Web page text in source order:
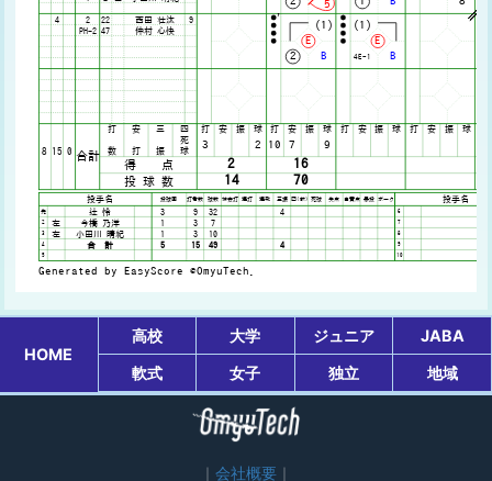
HOME
高校 大学 ジュニア
JABA
軟式
女子 独立 地域
会社概要